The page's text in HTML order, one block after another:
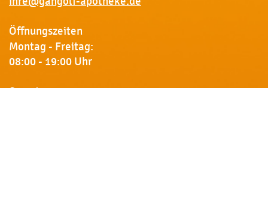
Öffnungszeiten
Montag - Freitag:
08:00 - 19:00 Uhr
Samstag: